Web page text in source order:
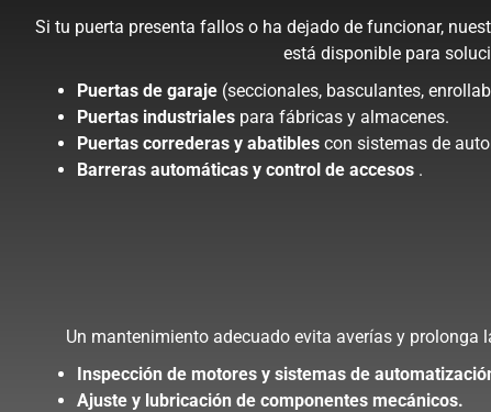
Si tu puerta presenta fallos o ha dejado de funcionar,
está disponible para
Puertas de garaje (seccionales, basculantes,
Puertas industriales para fábricas y almacenes.
Puertas correderas y abatibles con sistemas de
Barreras automáticas y control de accesos .
Un mantenimiento adecuado evita averías y
Inspección de motores y sistemas de
Ajuste y lubricación de componentes mecánicos.